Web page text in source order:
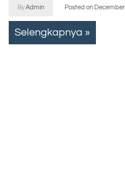
ByAdmin Posted on December
Selengkapnya »